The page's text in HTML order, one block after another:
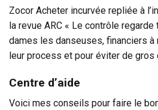
Zocor Acheter incurvée repliée à
la revue ARC « Le contrôle
dames les danseuses, financiers
leur process et pour éviter de gros
Centre d’aide
Voici mes conseils pour faire le